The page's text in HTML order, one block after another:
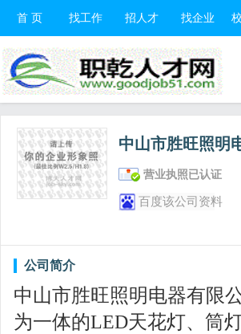
首 页 找工作 招人才 找企业
中山市胜旺照明
营业执照已认证
百度该公司资料
公司简介
中山市胜旺照明电器有限
为一体的LED天花灯、筒